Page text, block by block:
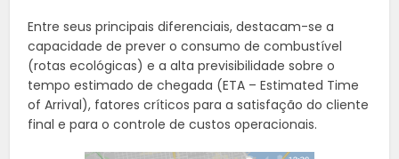
Entre seus principais diferenciais, destacam-se a
capacidade de prever o consumo de combustível
(rotas ecológicas) e a alta previsibilidade sobre o
tempo estimado de chegada (ETA – Estimated Time
of Arrival), fatores críticos para a satisfação do cliente
final e para o controle de custos operacionais.